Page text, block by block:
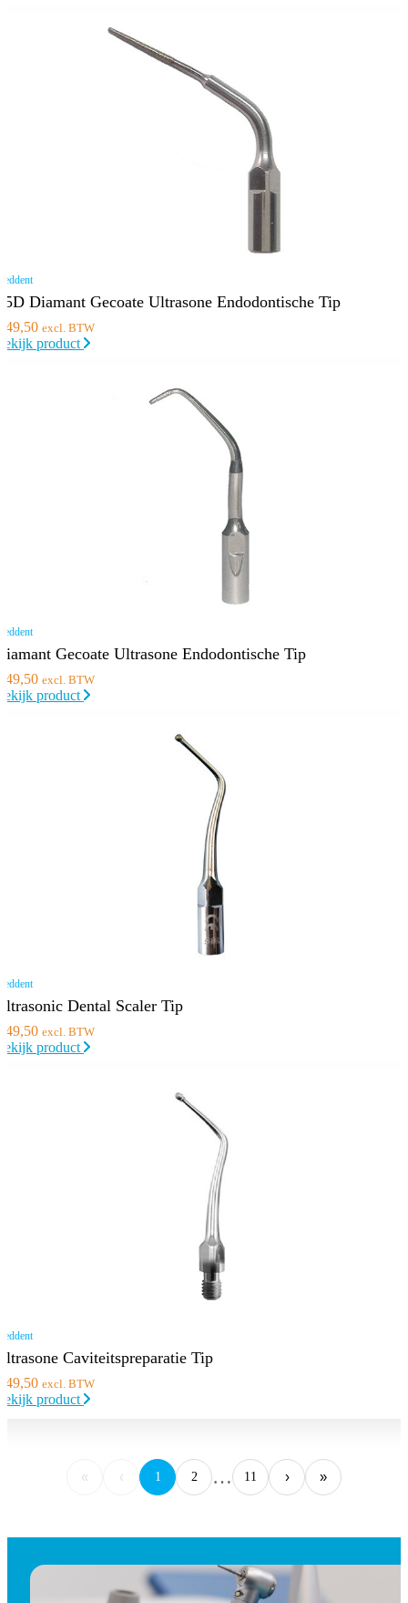
Diamant Gecoate Ultrasone Endodontische Tip
49,50 excl. BTW
product
Gecoate Ultrasone Endodontische Tip
49,50 excl. BTW
product
Dental Scaler Tip
49,50 excl. BTW
product
Caviteitspreparatie Tip
49,50 excl. BTW
product
« ‹ 1 2 … 11 › »